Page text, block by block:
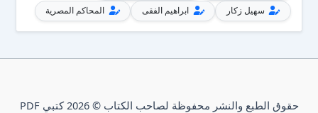
سهيل زكار
ابراهيم الفقى المحاكم المصرية
حقوق الطبع والنشر محفوظة لصاحب الكتاب © 2026 كتبي PDF